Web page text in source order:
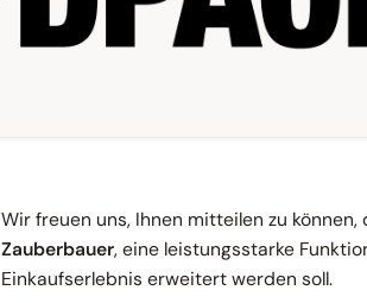
Wir freuen uns, Ihnen mitteilen zu können,
Zauberbauer, eine leistungsstarke
Einkaufserlebnis erweitert werden soll.